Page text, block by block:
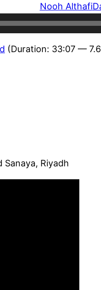
Nooh Althafi
(Duration: 33:07 —
Sanaya, Riyadh